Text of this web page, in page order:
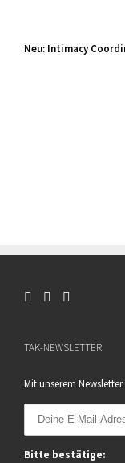
Neu: Intimacy
TAK-NEWSLETTER
Mit unserem
Bitte bestätige: